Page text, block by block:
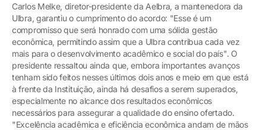
Carlos Melke, diretor-presidente da Aelbra, a mantenedora da
Ulbra, garantiu o cumprimento do acordo: "Esse é um
compromisso que será honrado com uma sólida gestão
econômica, permitindo assim que a Ulbra contribua cada vez
mais para o desenvolvimento acadêmico e social do país". O
presidente ressaltou ainda que, embora importantes avanços
tenham sido feitos nesses últimos dois anos e meio em que está
à frente da Instituição, ainda há desafios a serem superados,
especialmente no alcance dos resultados econômicos
necessários para assegurar a qualidade do ensino ofertado.
"Excelência acadêmica e eficiência econômica andam de mãos